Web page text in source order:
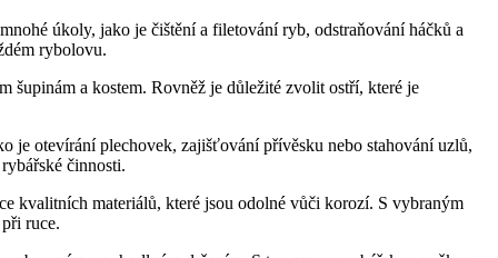
úkoly, jako je čištění a filetování ryb, odstraňování háčků a
rybolovu.
šupinám ‍a kostem. Rovněž je důležité ‌zvolit ostří, které je
​je⁤ otevírání plechovek, zajišťování ‍přívěsku‍ nebo stahování uzlů,
činnosti.
kvalitních materiálů, které jsou odolné vůči ‍korozí. S vybraným
ruce.